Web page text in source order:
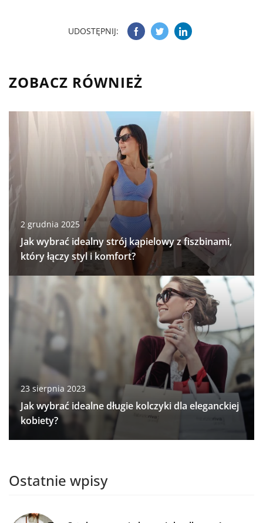
UDOSTĘPNIJ:
ZOBACZ RÓWNIEŻ
2 grudnia 2025
Jak wybrać idealny strój kąpielowy z fiszbinami,
który łączy styl i komfort?
23 sierpnia 2023
Jak wybrać idealne długie kolczyki dla eleganckiej
kobiety?
Ostatnie wpisy